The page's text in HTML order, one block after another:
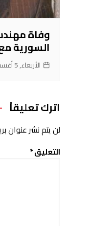
وفاة
السورية
الأربعاء, 5 أغسطس 2026, 23:54
اترك تعليقاً
لن يتم نشر عنوان
التعليق*